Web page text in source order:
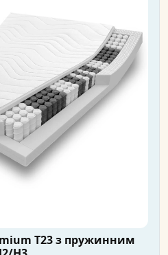
T23 з пружинним